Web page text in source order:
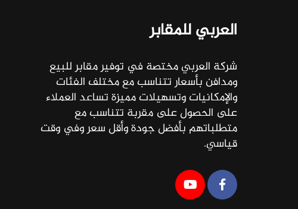
العربي للمقابر
شركة العربي مختصة في توفير مقابر للبيع
ومدافن بأسعار تتناسب مع مختلف الفئات
والإمكانيات وتسهيلات مميزة تساعد العملاء
على الحصول على مقربة تتناسب مع
متطلباتهم بأفضل جودة وأقل سعر وفي وقت
قياسي.